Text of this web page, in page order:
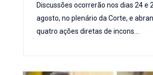
Discussões ocorrerão nos dias 24 e
agosto, no plenário da Corte, e
quatro ações diretas de incons...